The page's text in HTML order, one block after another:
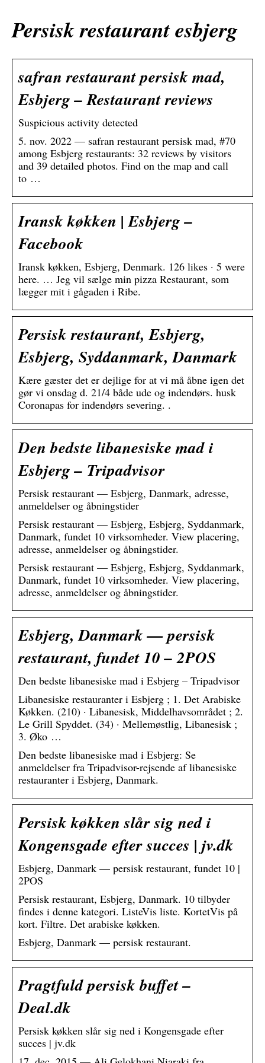
Persisk restaurant esbjerg
safran restaurant persisk mad,
Esbjerg – Restaurant reviews
Suspicious activity detected
5. nov. 2022 — safran restaurant persisk mad, #70
among Esbjerg restaurants: 32 reviews by visitors
and 39 detailed photos. Find on the map and call
to …
Iransk køkken | Esbjerg –
Facebook
Iransk køkken, Esbjerg, Denmark. 126 likes · 5 were
here. … Jeg vil sælge min pizza Restaurant, som
lægger mit i gågaden i Ribe.
Persisk restaurant, Esbjerg,
Esbjerg, Syddanmark, Danmark
Kære gæster det er dejlige for at vi må åbne igen det
gør vi onsdag d. 21/4 både ude og indendørs. husk
Coronapas for indendørs severing. .
Den bedste libanesiske mad i
Esbjerg – Tripadvisor
Persisk restaurant — Esbjerg, Danmark, adresse,
anmeldelser og åbningstider
Persisk restaurant — Esbjerg, Esbjerg, Syddanmark,
Danmark, fundet 10 virksomheder. View placering,
adresse, anmeldelser og åbningstider.
Persisk restaurant — Esbjerg, Esbjerg, Syddanmark,
Danmark, fundet 10 virksomheder. View placering,
adresse, anmeldelser og åbningstider.
Esbjerg, Danmark — persisk
restaurant, fundet 10 – 2POS
Den bedste libanesiske mad i Esbjerg – Tripadvisor
Libanesiske restauranter i Esbjerg‎ ; 1. Det Arabiske
Køkken. (210) · Libanesisk, Middelhavsområdet ; 2.
Le Grill Spyddet. (34) · Mellemøstlig, Libanesisk ;
3. Øko …
Den bedste libanesiske mad i Esbjerg: Se
anmeldelser fra Tripadvisor-rejsende af libanesiske
restauranter i Esbjerg, Danmark.
Persisk køkken slår sig ned i
Kongensgade efter succes | jv.dk
Esbjerg, Danmark — persisk restaurant, fundet 10 |
2POS
Persisk restaurant, Esbjerg, Danmark. 10 tilbyder
findes i denne kategori. ListeVis liste. KortetVis på
kort. Filtre. Det arabiske køkken.
Esbjerg, Danmark — persisk restaurant.
Pragtfuld persisk buffet –
Deal.dk
Persisk køkken slår sig ned i Kongensgade efter
succes | jv.dk